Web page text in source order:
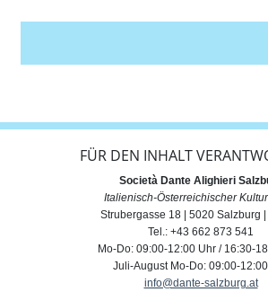
FÜR DEN INHALT
Società Dante Alighieri
Italienisch-Österreichischer
Strubergasse 18 | 5020 Salzburg |
Tel.: +43 662 873 541
Mo-Do: 09:00-12:00 Uhr / 16:30-
Juli-August Mo-Do: 09:00-
info@dante-salzburg.at